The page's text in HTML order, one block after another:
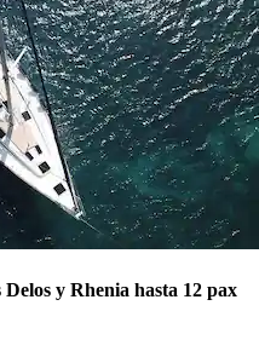
y Rhenia hasta 12 pax